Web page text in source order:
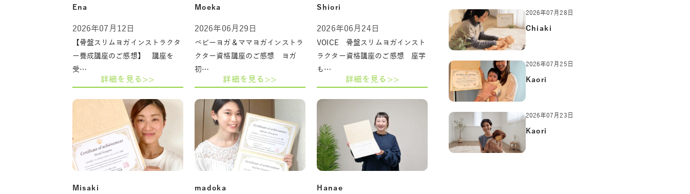
Ena
2026年07月12日
【骨盤スリムヨガインストラクタ
ー養成講座のご感想】 講座を
受…
詳細を見る>>
Moeka
2026年06月29日
ベビーヨガ＆ママヨガインストラ
クター資格講座のご感想 ヨガ
初…
詳細を見る>>
Shiori
2026年06月24日
VOICE 骨盤スリムヨガインスト
ラクター資格講座のご感想 座学
も…
詳細を見る>>
Misaki madoka Hanae
2026年07月28日
Chiaki
2026年07月25日
Kaori
2026年07月23日
Kaori